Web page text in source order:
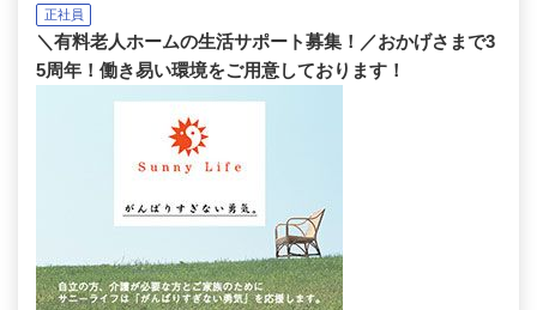
正社員
＼有料老人ホームの生活サポート募集！／おかげさまで3
5周年！働き易い環境をご用意しております！